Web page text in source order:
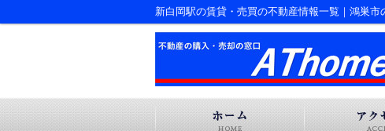
新白岡駅の賃貸・売買の不動産情報一覧｜鴻巣